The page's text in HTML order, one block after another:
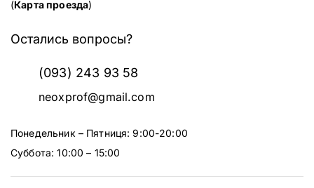
(Карта проезда)
Остались вопросы?
(093) 243 93 58
neoxprof@gmail.com
Понедельник – Пятниця: 9:00-20:00
Суббота: 10:00 – 15:00